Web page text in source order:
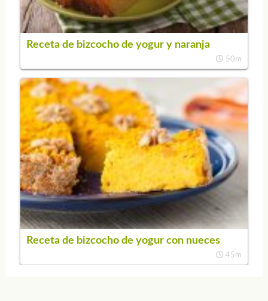
Receta de bizcocho de yogur y naranja
50m
Receta de bizcocho de yogur con nueces
45m